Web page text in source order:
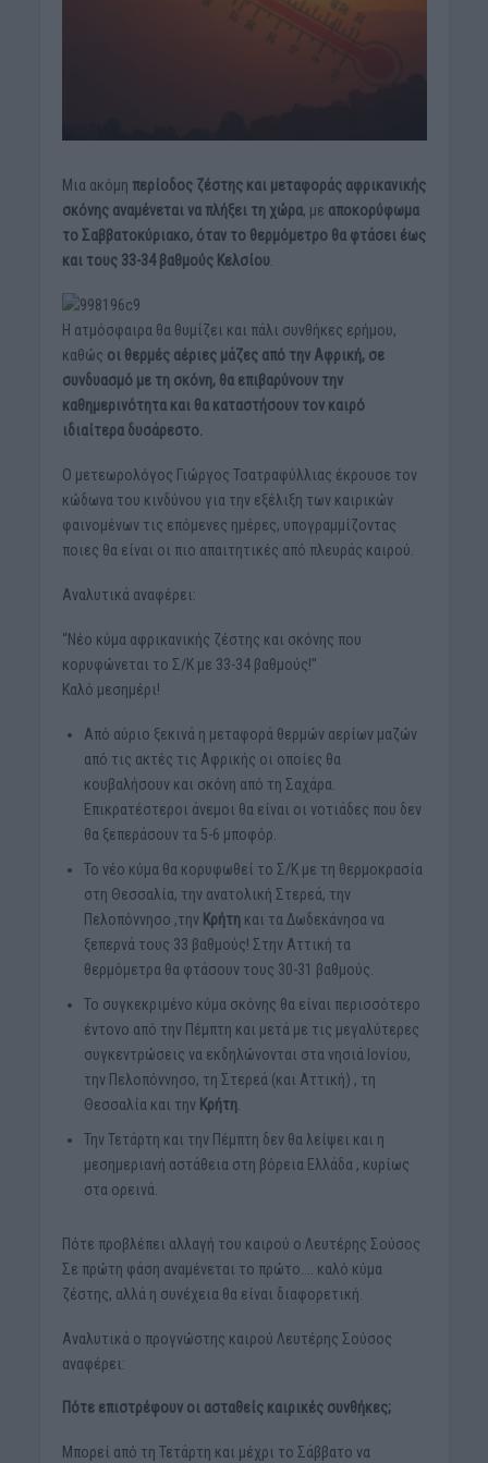
Μια ακόμη περίοδος ζέστης και μεταφοράς αφρικανικής
σκόνης αναμένεται να πλήξει τη χώρα, με αποκορύφωμα
το Σαββατοκύριακο, όταν το θερμόμετρο θα φτάσει έως
και τους 33-34 βαθμούς Κελσίου.
Η ατμόσφαιρα θα θυμίζει και πάλι συνθήκες ερήμου,
καθώς οι θερμές αέριες μάζες από την Αφρική, σε
συνδυασμό με τη σκόνη, θα επιβαρύνουν την
καθημερινότητα και θα καταστήσουν τον καιρό
ιδιαίτερα δυσάρεστο.
Ο μετεωρολόγος Γιώργος Τσατραφύλλιας έκρουσε τον
κώδωνα του κινδύνου για την εξέλιξη των καιρικών
φαινομένων τις επόμενες ημέρες, υπογραμμίζοντας
ποιες θα είναι οι πιο απαιτητικές από πλευράς καιρού.
Αναλυτικά αναφέρει:
“Νέο κύμα αφρικανικής ζέστης και σκόνης που
κορυφώνεται το Σ/Κ με 33-34 βαθμούς!”
Καλό μεσημέρι!
Από αύριο ξεκινά η μεταφορά θερμών αερίων μαζών
από τις ακτές τις Αφρικής οι οποίες θα
κουβαλήσουν και σκόνη από τη Σαχάρα.
Επικρατέστεροι άνεμοι θα είναι οι νοτιάδες που δεν
θα ξεπεράσουν τα 5-6 μποφόρ.
Το νέο κύμα θα κορυφωθεί το Σ/Κ με τη θερμοκρασία
στη Θεσσαλία, την ανατολική Στερεά, την
Πελοπόννησο ,την Κρήτηκαι τα Δωδεκάνησα να
ξεπερνά τους 33 βαθμούς! Στην Αττική τα
θερμόμετρα θα φτάσουν τους 30-31 βαθμούς.
Το συγκεκριμένο κύμα σκόνης θα είναι περισσότερο
έντονο από την Πέμπτη και μετά με τις μεγαλύτερες
συγκεντρώσεις να εκδηλώνονται στα νησιά Ιονίου,
την Πελοπόννησο, τη Στερεά (και Αττική) , τη
Θεσσαλία και την Κρήτη.
Την Τετάρτη και την Πέμπτη δεν θα λείψει και η
μεσημεριανή αστάθεια στη βόρεια Ελλάδα , κυρίως
στα ορεινά.
Πότε προβλέπει αλλαγή του καιρού ο Λευτέρης Σούσος
Σε πρώτη φάση αναμένεται το πρώτο…. καλό κύμα
ζέστης, αλλά η συνέχεια θα είναι διαφορετική.
Αναλυτικά ο προγνώστης καιρού Λευτέρης Σούσος
αναφέρει:
Πότε επιστρέφουν οι ασταθείς καιρικές συνθήκες;
Μπορεί από τη Τετάρτη και μέχρι το Σάββατο να